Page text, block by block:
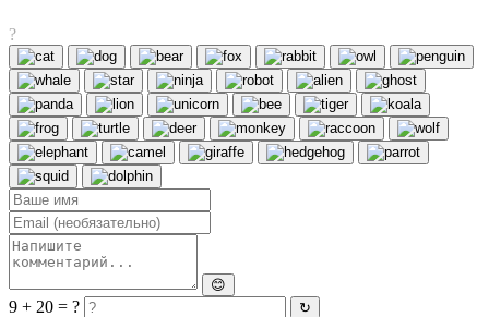
?
😊
9 + 20 = ? ↻